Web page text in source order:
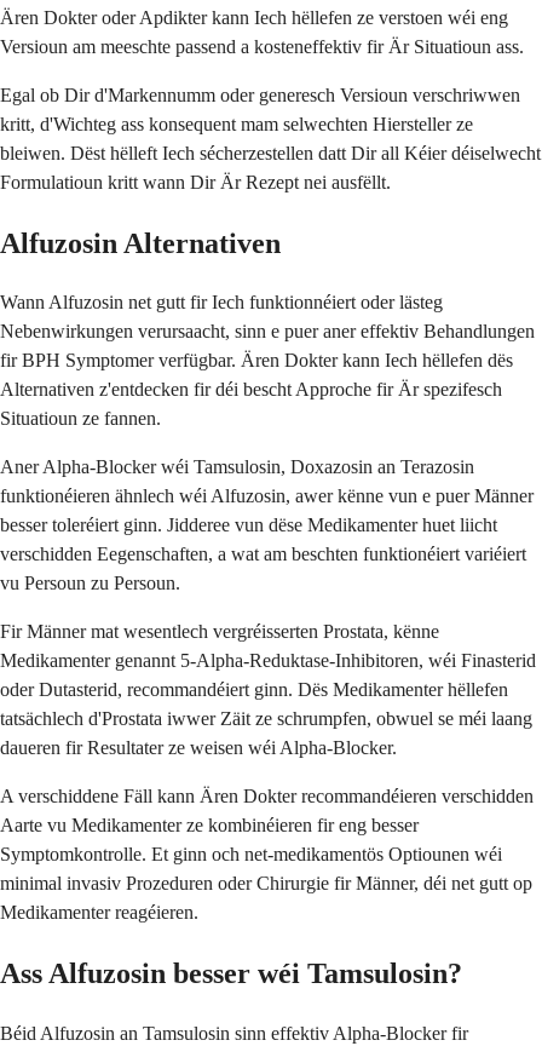
Ären Dokter oder Apdikter kann Iech hëllefen ze verstoen wéi eng
Versioun am meeschte passend a kosteneffektiv fir Är Situatioun ass.
Egal ob Dir d'Markennumm oder generesch Versioun verschriwwen
kritt, d'Wichteg ass konsequent mam selwechten Hiersteller ze
bleiwen. Dëst hëlleft Iech sécherzestellen datt Dir all Kéier déiselwecht
Formulatioun kritt wann Dir Är Rezept nei ausfëllt.
Alfuzosin Alternativen
Wann Alfuzosin net gutt fir Iech funktionnéiert oder lästeg
Nebenwirkungen verursaacht, sinn e puer aner effektiv Behandlungen
fir BPH Symptomer verfügbar. Ären Dokter kann Iech hëllefen dës
Alternativen z'entdecken fir déi bescht Approche fir Är spezifesch
Situatioun ze fannen.
Aner Alpha-Blocker wéi Tamsulosin, Doxazosin an Terazosin
funktionéieren ähnlech wéi Alfuzosin, awer kënne vun e puer Männer
besser toleréiert ginn. Jidderee vun dëse Medikamenter huet liicht
verschidden Eegenschaften, a wat am beschten funktionéiert variéiert
vu Persoun zu Persoun.
Fir Männer mat wesentlech vergréisserten Prostata, kënne
Medikamenter genannt 5-Alpha-Reduktase-Inhibitoren, wéi Finasterid
oder Dutasterid, recommandéiert ginn. Dës Medikamenter hëllefen
tatsächlech d'Prostata iwwer Zäit ze schrumpfen, obwuel se méi laang
daueren fir Resultater ze weisen wéi Alpha-Blocker.
A verschiddene Fäll kann Ären Dokter recommandéieren verschidden
Aarte vu Medikamenter ze kombinéieren fir eng besser
Symptomkontrolle. Et ginn och net-medikamentös Optiounen wéi
minimal invasiv Prozeduren oder Chirurgie fir Männer, déi net gutt op
Medikamenter reagéieren.
Ass Alfuzosin besser wéi Tamsulosin?
Béid Alfuzosin an Tamsulosin sinn effektiv Alpha-Blocker fir